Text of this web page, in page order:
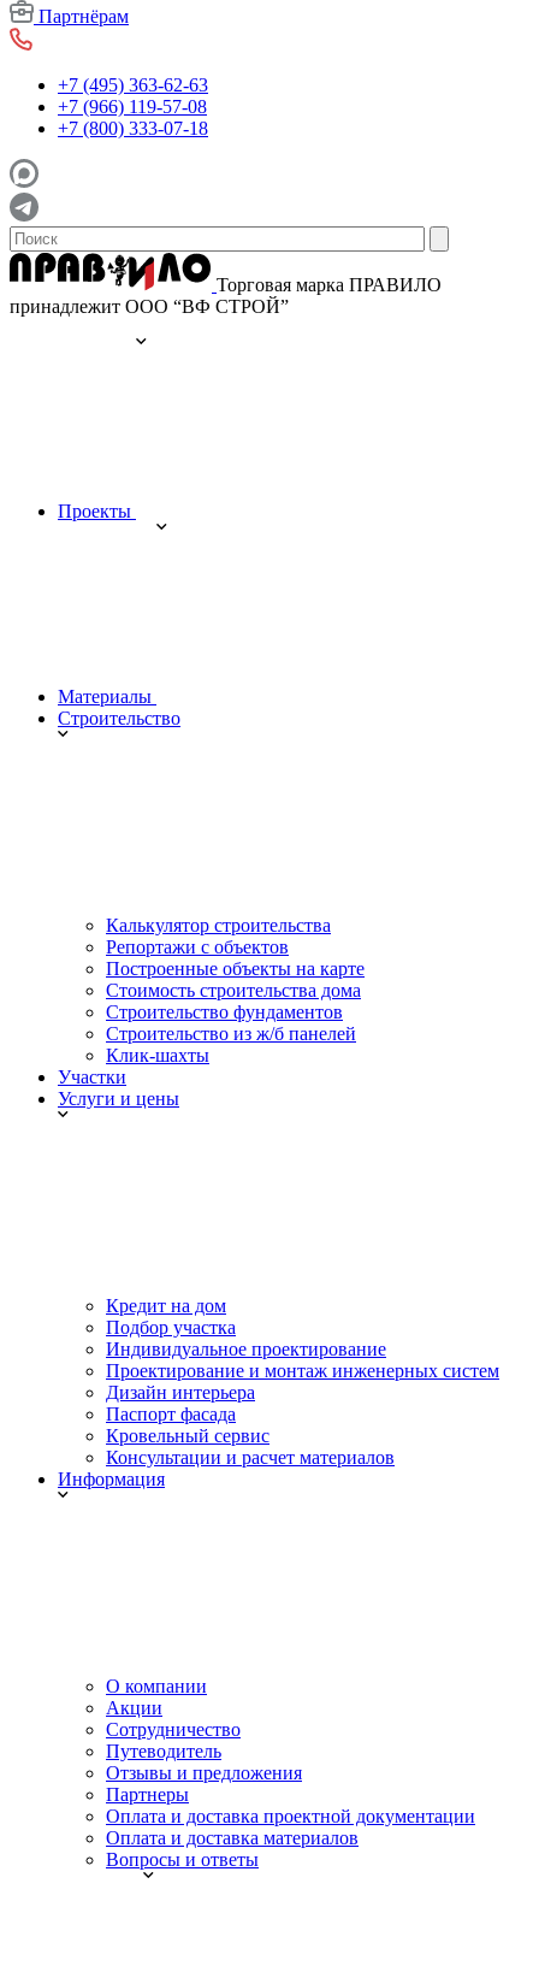
Партнёрам
+7 (495) 363-62-63
+7 (966) 119-57-08
+7 (800) 333-07-18
Торговая марка ПРАВИЛО
принадлежит ООО “ВФ СТРОЙ”
Проекты
Материалы
Строительство
Калькулятор строительства
Репортажи с объектов
Построенные объекты на карте
Стоимость строительства дома
Строительство фундаментов
Строительство из ж/б панелей
Клик-шахты
Участки
Услуги и цены
Кредит на дом
Подбор участка
Индивидуальное проектирование
Проектирование и монтаж инженерных систем
Дизайн интерьера
Паспорт фасада
Кровельный сервис
Консультации и расчет материалов
Информация
О компании
Акции
Сотрудничество
Путеводитель
Отзывы и предложения
Партнеры
Оплата и доставка проектной документации
Оплата и доставка материалов
Вопросы и ответы